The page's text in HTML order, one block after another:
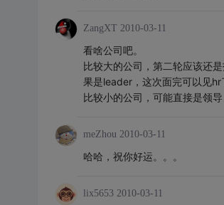
ZangXT 2010-03-11
看啥公司吧。
比较大的公司，第二轮应该还
果是leader，这次面完可以见hr
比较小的公司，可能直接是领
meZhou 2010-03-11
哈哈，祝你好运。。。
lix5653 2010-03-11